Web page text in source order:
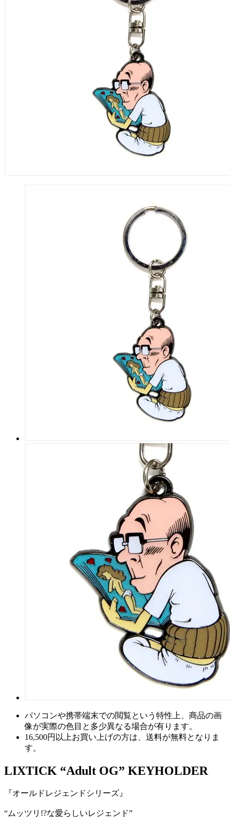
パソコンや携帯端末での閲覧という特性上、商品の画
像が実際の色目と多少異なる場合が有ります。
16,500円以上お買い上げの方は、 送料が無料となりま
す。
LIXTICK “Adult OG” KEYHOLDER
『オールドレジェンドシリーズ』
“ムッツリ!?な愛らしいレジェンド”